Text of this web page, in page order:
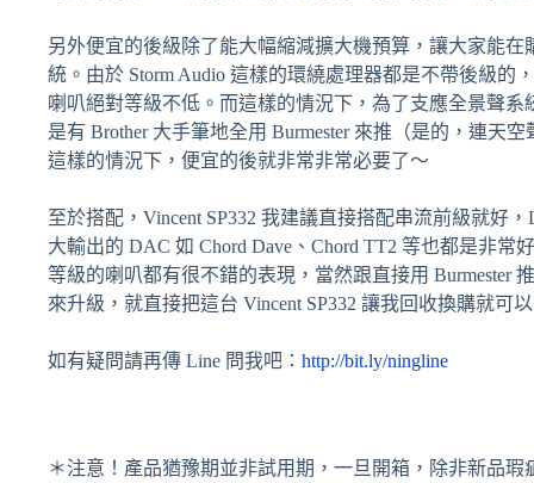
另外便宜的後級除了能大幅縮減擴大機預算，讓大家能
統。由於 Storm Audio 這樣的環繞處理器都是不帶後級
喇叭絕對等級不低。而這樣的情況下，為了支應全景聲
是有 Brother 大手筆地全用 Burmester 來推（是的，連天
這樣的情況下，便宜的後就非常非常必要了～
至於搭配，Vincent SP332 我建議直接搭配串流前級就好
大輸出的 DAC 如 Chord Dave、Chord TT2 等也都是非常
等級的喇叭都有很不錯的表現，當然跟直接用 Burmester
來升級，就直接把這台 Vincent SP332 讓我回收換購就可
如有疑問請再傳 Line 問我吧： http://bit.ly/ningline
＊注意！產品猶豫期並非試用期，一旦開箱，除非新品